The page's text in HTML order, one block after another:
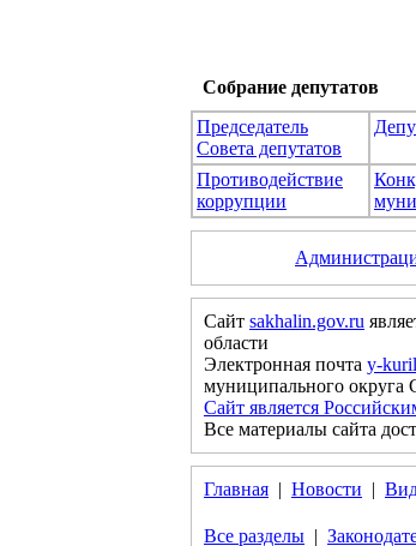
Собрание депутатов
Председатель
Совета депутатов
Противодействие
коррупции
Сайт sakhalin.gov.ru
области
Электронная почта y-
муниципального округа
Сайт является
Все материалы сайта
Главная | Новости |
Все разделы |